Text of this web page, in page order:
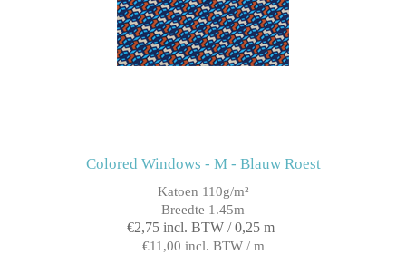
Colored Windows - M - Blauw Roest
Katoen 110g/m²
Breedte 1.45m
€2,75 incl. BTW / 0,25 m
€11,00 incl. BTW / m